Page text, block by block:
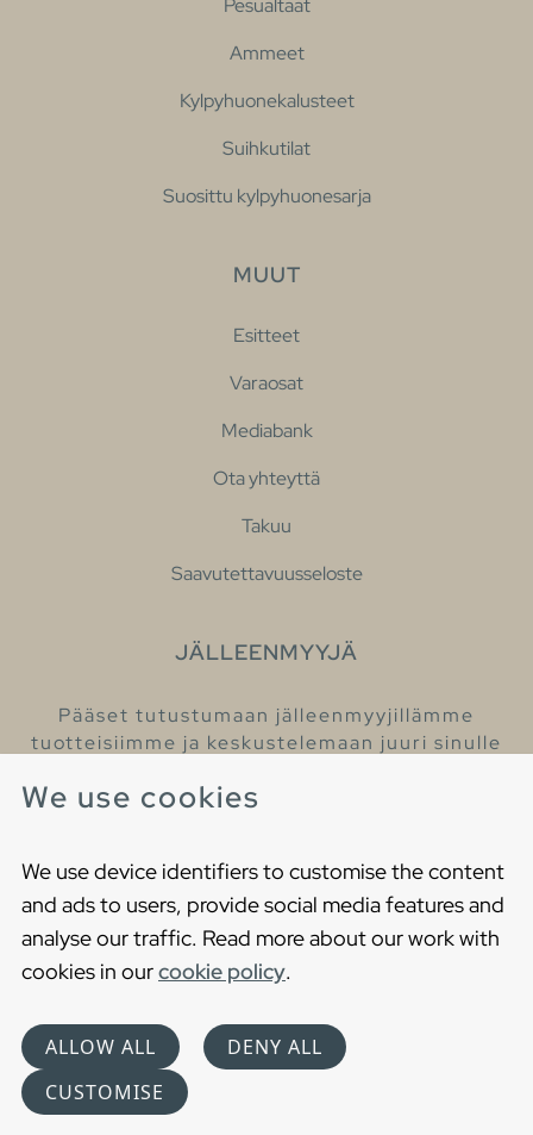
We use cookies
We use device identifiers to customise the content
and ads to users, provide social media features and
analyse our traffic. Read more about our work with
cookies in ourcookie policy.
ALLOW ALL
DENY ALL
CUSTOMISE
Ammeet
Kylpyhuonekalusteet
Suihkutilat
Suosittu kylpyhuonesarja
MUUT
Esitteet
Varaosat
Mediabank
Ota yhteyttä
Takuu
Saavutettavuusseloste
JÄLLEENMYYJÄ
Pääset tutustumaan jälleenmyyjillämme
tuotteisiimme ja keskustelemaan juuri sinulle
Cookies
Privacy statement
Choose language